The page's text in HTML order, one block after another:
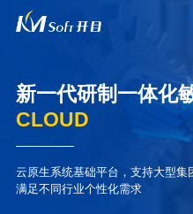
新一代研制一体化
CLOUD
云原生系统基础平台，支持大型集
满足不同行业个性化需求